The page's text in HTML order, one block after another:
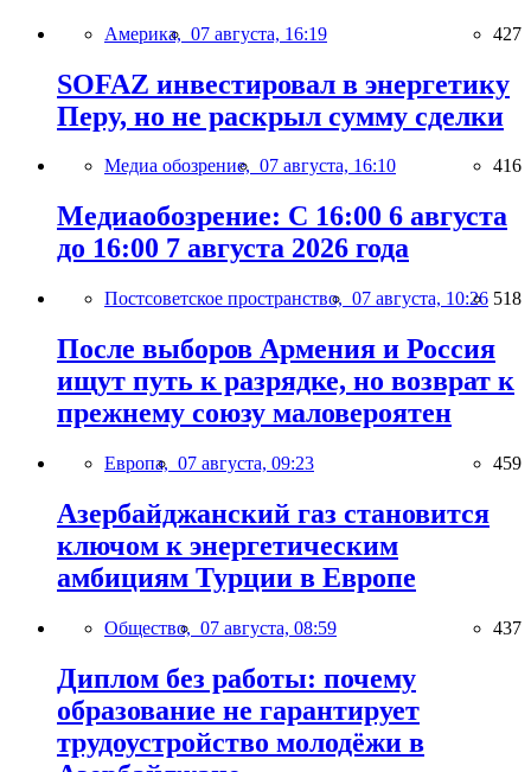
Америка, 07 августа, 16:19 427
SOFAZ инвестировал в энергетику
Перу, но не раскрыл сумму сделки
Медиа обозрение, 07 августа, 16:10 416
Медиаобозрение: С 16:00 6 августа
до 16:00 7 августа 2026 года
Постсоветское пространство, 07 августа, 10:26 518
После выборов Армения и Россия
ищут путь к разрядке, но возврат к
прежнему союзу маловероятен
Европа, 07 августа, 09:23 459
Азербайджанский газ становится
ключом к энергетическим
амбициям Турции в Европе
Общество, 07 августа, 08:59 437
Диплом без работы: почему
образование не гарантирует
трудоустройство молодёжи в